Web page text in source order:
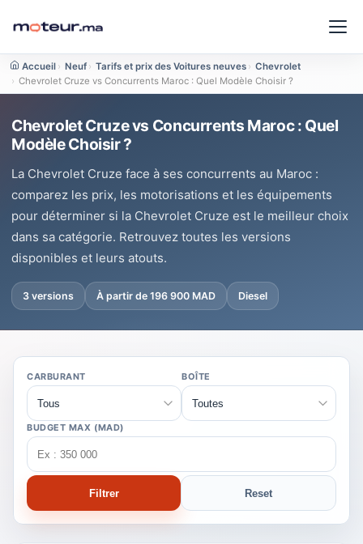
Accueil › Neuf › Tarifs et prix des Voitures neuves › Chevrolet
› Chevrolet Cruze vs Concurrents Maroc : Quel Modèle Choisir ?
Chevrolet Cruze vs Concurrents Maroc : Quel
Modèle Choisir ?
La Chevrolet Cruze face à ses concurrents au Maroc :
comparez les prix, les motorisations et les équipements
pour déterminer si la Chevrolet Cruze est le meilleur choix
dans sa catégorie. Retrouvez toutes les versions
disponibles et leurs atouts.
3 versions À partir de 196 900 MAD Diesel
CARBURANT BOÎTE
BUDGET MAX (MAD)
Filtrer Reset